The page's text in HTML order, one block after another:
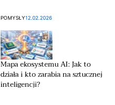
POMYSŁY12.02.2026
Mapa ekosystemu AI: Jak to
działa i kto zarabia na sztucznej
inteligencji?